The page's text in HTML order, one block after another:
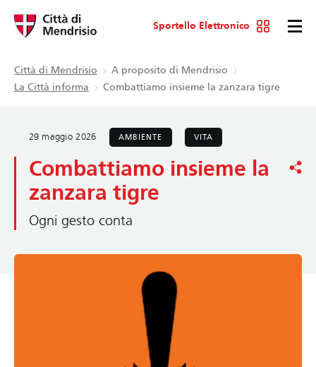
Sportello Elettronico
Città di Mendrisio
A proposito di Mendrisio
La Città informa
Combattiamo insieme la zanzara tigre
29 maggio 2026 AMBIENTE VITA
Combattiamo insieme la
zanzara tigre
Ogni gesto conta